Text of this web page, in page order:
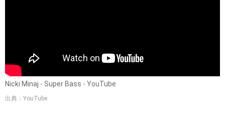
Nicki Minaj - Super Bass - YouTube
出典：YouTube